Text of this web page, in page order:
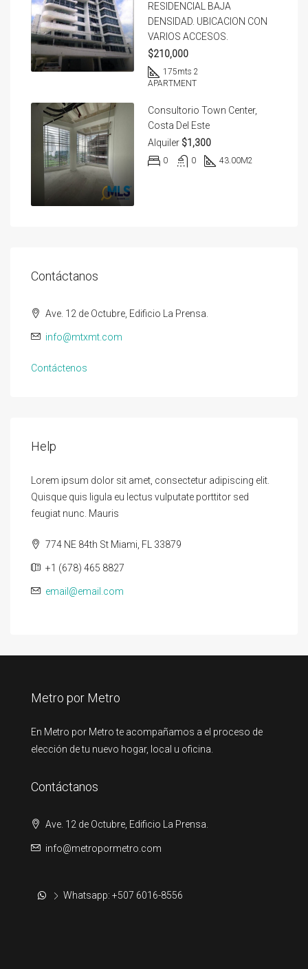
RESIDENCIAL BAJA
DENSIDAD. UBICACION CON
VARIOS ACCESOS.
$210,000
175mts 2
APARTMENT
Consultorio Town Center,
Costa Del Este
Alquiler $1,300
0 0 43.00M2
Contáctanos
Ave. 12 de Octubre, Edificio La Prensa.
info@mtxmt.com
Contáctenos
Help
Lorem ipsum dolor sit amet, consectetur adipiscing elit.
Quisque quis ligula eu lectus vulputate porttitor sed
feugiat nunc. Mauris
774 NE 84th St Miami, FL 33879
+1 (678) 465 8827
email@email.com
Metro por Metro
En Metro por Metro te acompañamos a el proceso de
elección de tu nuevo hogar, local u oficina.
Contáctanos
Ave. 12 de Octubre, Edificio La Prensa.
info@metropormetro.com
Whatsapp: +507 6016-8556